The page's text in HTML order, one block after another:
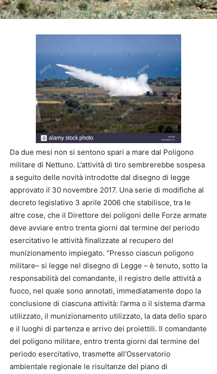
Da due mesi non si sentono spari a mare dal Poligono
militare di Nettuno. L’attività di tiro sembrerebbe sospesa
a seguito delle novità introdotte dal disegno di legge
approvato il 30 novembre 2017. Una serie di modifiche al
decreto legislativo 3 aprile 2006 che stabilisce, tra le
altre cose, che il Direttore dei poligoni delle Forze armate
deve avviare entro trenta giorni dal termine del periodo
esercitativo le attività finalizzate al recupero del
munizionamento impiegato. “Presso ciascun poligono
militare– si legge nel disegno di Legge – è tenuto, sotto la
responsabilità del comandante, il registro delle attività a
fuoco, nel quale sono annotati, immediatamente dopo la
conclusione di ciascuna attività: l’arma o il sistema d’arma
utilizzato, il munizionamento utilizzato, la data dello sparo
e il luoghi di partenza e arrivo dei proiettili. Il comandante
del poligono militare, entro trenta giorni dal termine del
periodo esercitativo, trasmette all’Osservatorio
ambientale regionale le risultanze del piano di